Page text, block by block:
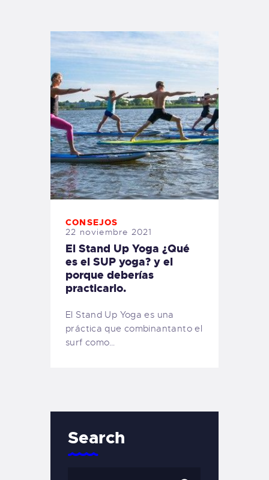
PEDIDOS
CONSEJOS
22 noviembre 2021
El Stand Up Yoga ¿Qué
es el SUP yoga? y el
porque deberías
practicarlo.
El Stand Up Yoga es una
práctica que combinantanto el
surf como…
Search